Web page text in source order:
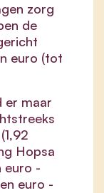
zorg
de
euro (tot
er maar
Hopsa
euro -
euro -